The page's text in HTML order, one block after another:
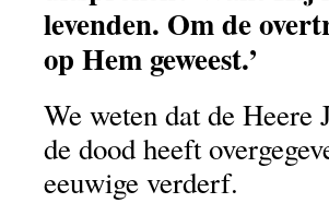
levenden. Om de
op Hem geweest.’
We weten dat de
de dood heeft
eeuwige verderf.